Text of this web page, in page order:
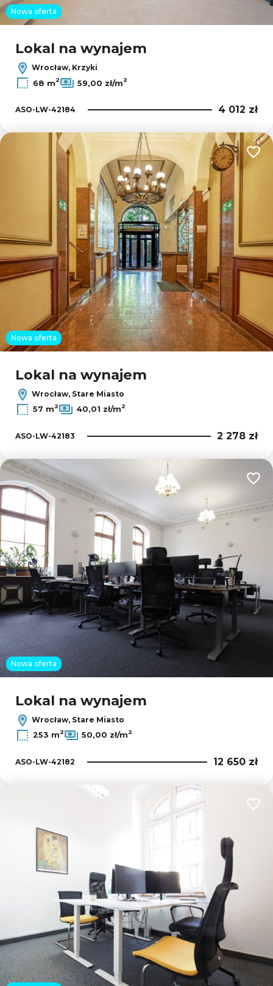
Nowa oferta
Lokal na wynajem
Wrocław, Krzyki
68 m2 59,00 zł/m2
ASO-LW-42184 4 012 zł
Nowa oferta
Lokal na wynajem
Wrocław, Stare Miasto
57 m2 40,01 zł/m2
ASO-LW-42183 2 278 zł
Nowa oferta
Lokal na wynajem
Wrocław, Stare Miasto
253 m2 50,00 zł/m2
ASO-LW-42182 12 650 zł